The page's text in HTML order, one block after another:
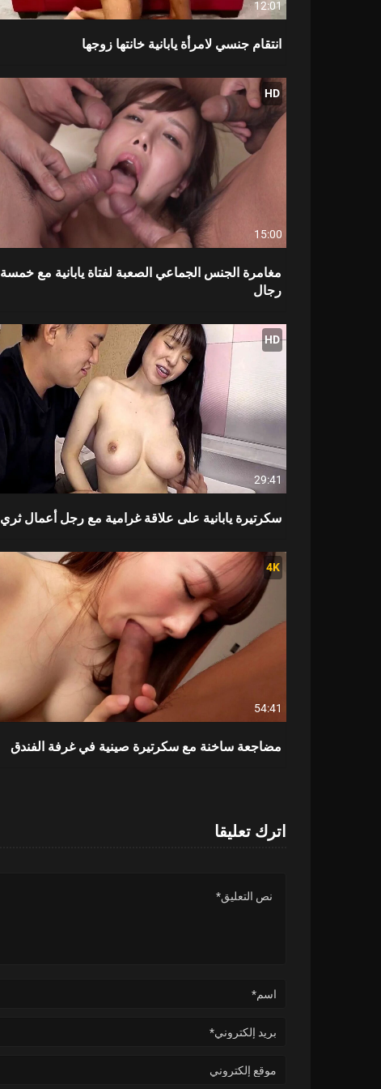
12:01
انتقام جنسي لامرأة يابانية خانتها زوجها
HD
15:00
مغامرة الجنس الجماعي الصعبة لفتاة يابانية مع خمسة
رجال
HD
29:41
سكرتيرة يابانية على علاقة غرامية مع رجل أعمال ثري
4K
54:41
مضاجعة ساخنة مع سكرتيرة صينية في غرفة الفندق
اترك تعليقا